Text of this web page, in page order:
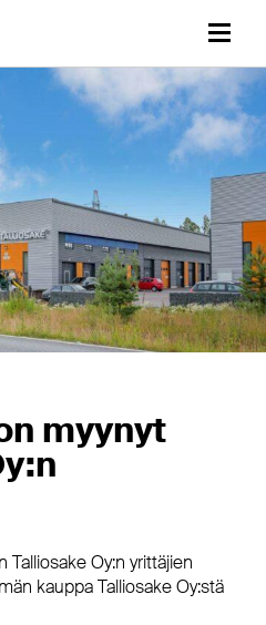
myynyt
Talliosake Oy:n yrittäjien
kauppa Talliosake Oy:stä